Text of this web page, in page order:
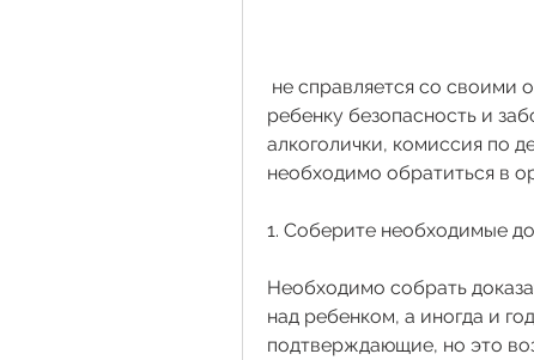
ребенку безопасность и
алкоголички, комиссия по
необходимо обратиться в
1. Соберите необходимые
Необходимо собрать
над ребенком, а иногда и
подтверждающие, но это